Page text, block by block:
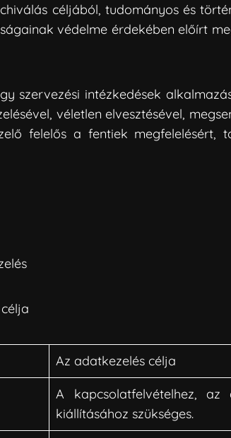
céljából, tudományos és
védelme érdekében előírt
szervezési intézkedések
véletlen elvesztésével,
felelős a fentiek megfelelésért,
Az adatkezelés célja
A kapcsolatfelvételhez, az
kiállításához szükséges.